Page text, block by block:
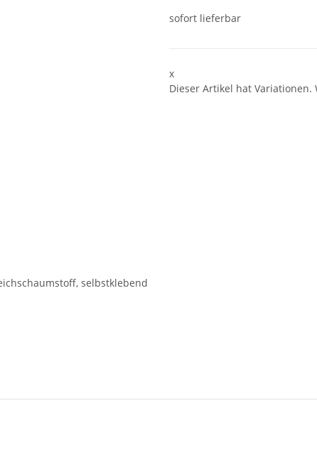
sofort lieferbar
x
Dieser Artikel hat
selbstklebend